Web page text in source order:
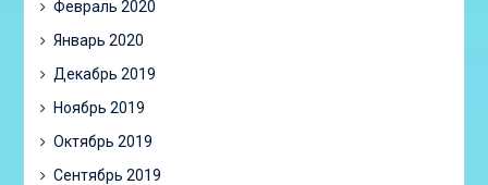
Февраль 2020
Январь 2020
Декабрь 2019
Ноябрь 2019
Октябрь 2019
Сентябрь 2019